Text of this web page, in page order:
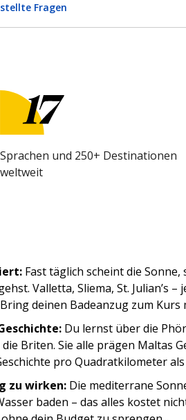
Fragen
Sprachen und 250+ Destinationen
weltweit
Fast täglich scheint die
Valletta, Sliema, St. Julian’s
deinen Badeanzug zum
Du lernst über die
Briten. Sie alle prägen Maltas
pro Quadratkilometer
zu wirken: Die mediterrane
baden – das alles kostet